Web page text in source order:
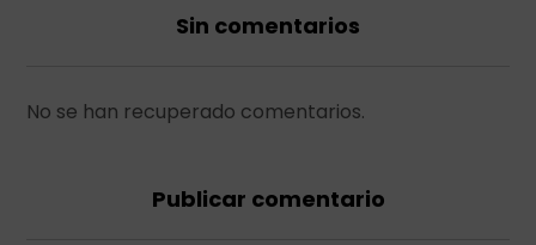
Sin comentarios
No se han recuperado comentarios.
Publicar comentario